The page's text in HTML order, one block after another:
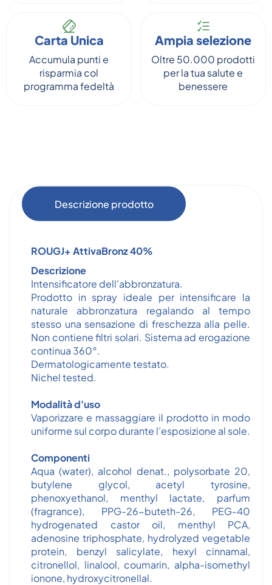
Carta Unica
Accumula punti e
risparmia col
programma fedeltà
Ampia selezione
Oltre 50.000 prodotti
per la tua salute e
benessere
Descrizione prodotto
ROUGJ+ AttivaBronz 40%
Descrizione
Intensificatore dell'abbronzatura.
Prodotto in spray ideale per intensificare la
naturale abbronzatura regalando al tempo
stesso una sensazione di freschezza alla pelle.
Non contiene filtri solari. Sistema ad erogazione
continua 360°.
Dermatologicamente testato.
Nichel tested.
Modalità d'uso
Vaporizzare e massaggiare il prodotto in modo
uniforme sul corpo durante l’esposizione al sole.
Componenti
Aqua (water), alcohol denat., polysorbate 20,
butylene glycol, acetyl tyrosine,
phenoxyethanol, menthyl lactate, parfum
(fragrance), PPG-26-buteth-26, PEG-40
hydrogenated castor oil, menthyl PCA,
adenosine triphosphate, hydrolyzed vegetable
protein, benzyl salicylate, hexyl cinnamal,
citronellol, linalool, coumarin, alpha-isomethyl
ionone, hydroxycitronellal.